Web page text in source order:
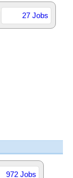
27 Jobs
972 Jobs